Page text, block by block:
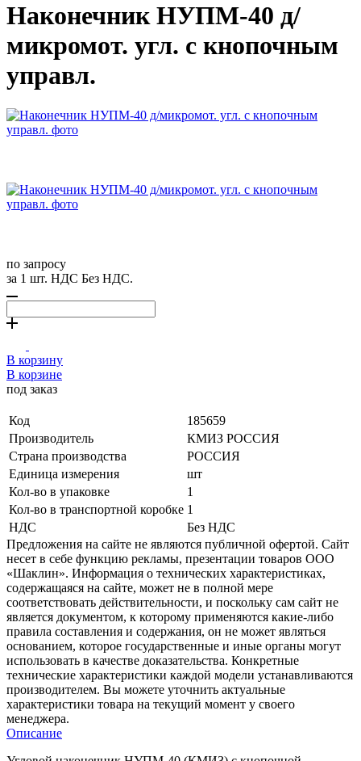
Наконечник НУПМ-40 д/
микромот. угл. с кнопочным
управл.
по запросу
за 1 шт. НДС Без НДС.
В корзину
В корзине
под заказ
Код
185659
Производитель
КМИЗ РОССИЯ
Страна производства
РОССИЯ
Единица измерения
шт
Кол-во в упаковке
1
Кол-во в транспортной коробке 1
НДС
Без НДС
Предложения на сайте не являются публичной офертой. Сайт
несет в себе функцию рекламы, презентации товаров ООО
«Шаклин». Информация о технических характеристиках,
содержащаяся на сайте, может не в полной мере
соответствовать действительности, и поскольку сам сайт не
является документом, к которому применяются какие-либо
правила составления и содержания, он не может являться
основанием, которое государственные и иные органы могут
использовать в качестве доказательства. Конкретные
технические характеристики каждой модели устанавливаются
производителем. Вы можете уточнить актуальные
характеристики товара на текущий момент у своего
менеджера.
Описание